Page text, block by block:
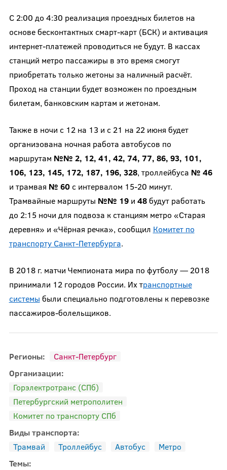
С 2:00 до 4:30 реализация проездных билетов на
основе бесконтактных смарт-карт (БСК) и активация
интернет-платежей проводиться не будут. В кассах
станций метро пассажиры в это время смогут
приобретать только жетоны за наличный расчёт.
Проход на станции будет возможен по проездным
билетам, банковским картам и жетонам.
Также в ночи с 12 на 13 и с 21 на 22 июня будет
организована ночная работа автобусов по
маршрутам №№ 2, 12, 41, 42, 74, 77, 86, 93, 101,
106, 123, 145, 172, 187, 196, 328, троллейбуса № 46
и трамвая № 60с интервалом 15-20 минут.
Трамвайные маршруты №№ 19и 48будут работать
до 2:15 ночи для подвоза к станциям метро «Старая
деревня» и «Чёрная речка», сообщил Комитет по
транспорту Санкт-Петербурга.
В 2018 г. матчи Чемпионата мира по футболу — 2018
принимали 12 городов России. Их транспортные
системы были специально подготовлены к перевозке
пассажиров-болельщиков.
Регионы:
Санкт-Петербург
Организации:
Горэлектротранс (СПб)
Петербургский метрополитен
Комитет по транспорту СПб
Виды транспорта:
Трамвай
Троллейбус Автобус
Метро
Темы: